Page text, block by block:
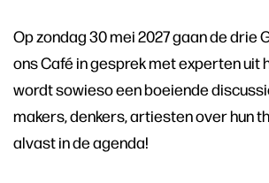
Op zondag 30 mei 2027 gaan de drie
ons Café in gesprek met experten uit
wordt sowieso een boeiende
makers, denkers, artiesten over hun
alvast in de agenda!